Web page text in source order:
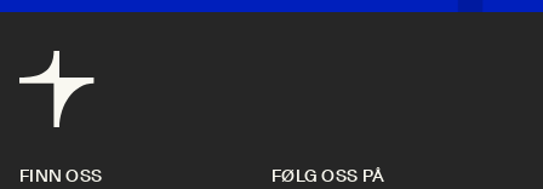
FINN OSS
FØLG OSS PÅ